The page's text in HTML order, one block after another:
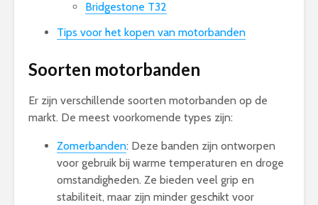
Bridgestone T32
Tips voor het kopen van motorbanden
Soorten motorbanden
Er zijn verschillende soorten motorbanden op de
markt. De meest voorkomende types zijn:
Zomerbanden: Deze banden zijn ontworpen
voor gebruik bij warme temperaturen en droge
omstandigheden. Ze bieden veel grip en
stabiliteit, maar zijn minder geschikt voor